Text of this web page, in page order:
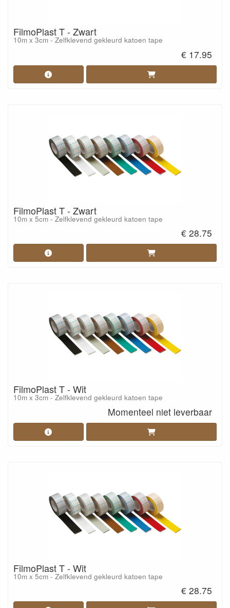
FilmoPlast T - Zwart
10m x 3cm - Zelfklevend gekleurd katoen tape
€ 17.95
FilmoPlast T - Zwart
10m x 5cm - Zelfklevend gekleurd katoen tape
€ 28.75
FilmoPlast T - Wit
10m x 3cm - Zelfklevend gekleurd katoen tape
Momenteel niet leverbaar
FilmoPlast T - Wit
10m x 5cm - Zelfklevend gekleurd katoen tape
€ 28.75